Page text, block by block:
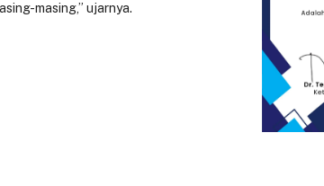
masing,” ujarnya.